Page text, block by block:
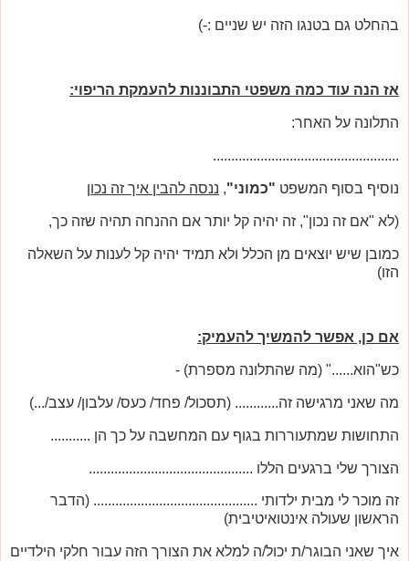
בהחלט גם בטנגו הזה יש שניים :-)
אז הנה עוד כמה משפטי התבוננות להעמקת הריפוי:
התלונה על האחר:
...................................................
נוסיף בסוף המשפט "כמוני", ננסה להבין איך זה נכון
(לא "אם זה נכון", זה יהיה קל יותר אם ההנחה תהיה שזה כך,
כמובן שיש יוצאים מן הכלל ולא תמיד יהיה קל לענות על השאלה
הזו)
אם כן, אפשר להמשיך להעמיק:
כש"הוא......" (מה שהתלונה מספרת) -
מה שאני מרגישה זה............ (תסכול/ פחד/ כעס/ עלבון/ עצב/...)
התחושות שמתעוררות בגוף עם המחשבה על כך הן ...........
הצורך שלי ברגעים הללו .............................................
זה מוכר לי מבית ילדותי ............................................. (הדבר
הראשון שעולה אינטואיטיבית)
איך שאני הבוגר/ת יכול/ה למלא את הצורך הזה עבור חלקי הילדיים